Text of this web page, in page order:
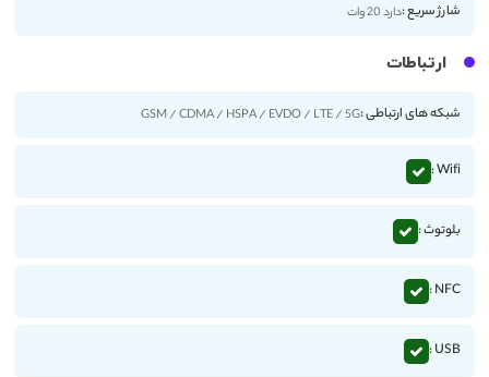
شارژ سریع :دارد 20 وات
ارتباطات
شبکه های ارتباطی :GSM / CDMA / HSPA / EVDO / LTE / 5G
Wifi :
بلوتوث :
NFC :
USB :